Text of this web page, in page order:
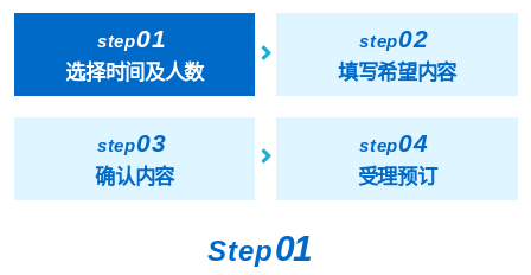
step01
选择时间及人数
step02
填写希望内容
step03
确认内容
step04
受理预订
Step01